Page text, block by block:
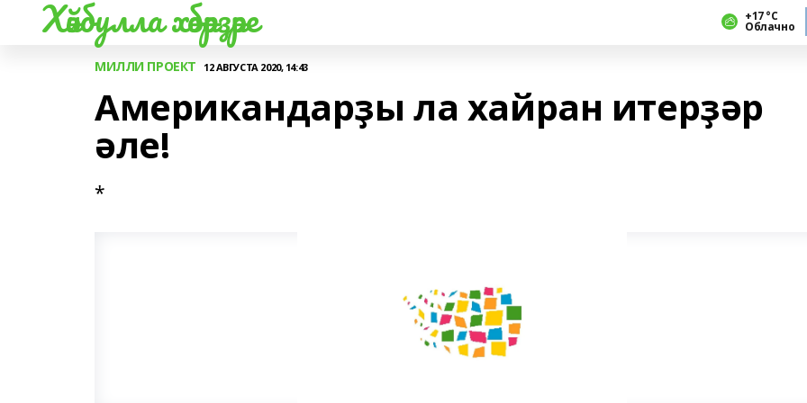
Хәйбулла хәбәрҙәре +17 °С
Облачно
МИЛЛИ ПРОЕКТ 12 АВГУСТА 2020, 14:43
Американдарҙы ла хайран итерҙәр
әле!
*